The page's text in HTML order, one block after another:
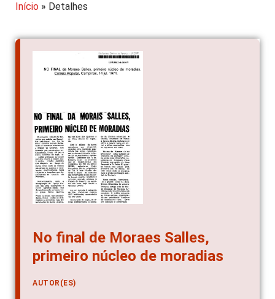
Início » Detalhes
No final de Moraes Salles,
primeiro núcleo de moradias
AUTOR(ES)